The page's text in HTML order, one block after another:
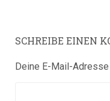
SCHREIBE EINEN
Deine E-Mail-